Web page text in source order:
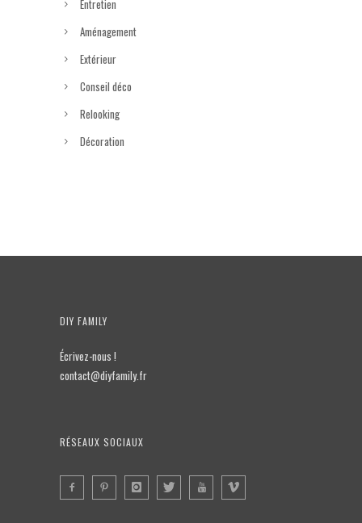
Entretien
Aménagement
Extérieur
Conseil déco
Relooking
Décoration
DIY FAMILY
Écrivez-nous !
contact@diyfamily.fr
RÉSEAUX SOCIAUX